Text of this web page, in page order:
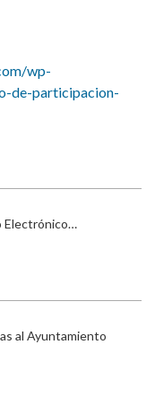
wp-
de-participacion-
Electrónico…
al Ayuntamiento